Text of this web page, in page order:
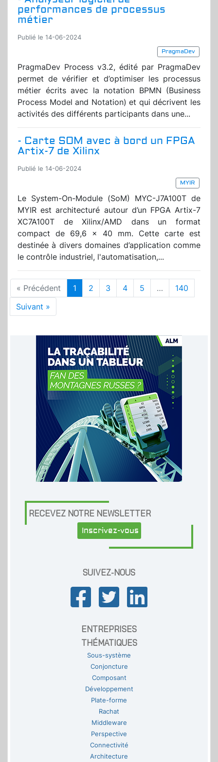
performances de processus
métier
Publié le 14-06-2024
PragmaDev
PragmaDev Process v3.2, édité par PragmaDev
permet de vérifier et d’optimiser les processus
métier écrits avec la notation BPMN (Business
Process Model and Notation) et qui décrivent les
activités des différents participants dans une...
- Carte SOM avec à bord un FPGA
Artix-7 de Xilinx
Publié le 14-06-2024
MYIR
Le System-On-Module (SoM) MYC-J7A100T de
MYIR est architecturé autour d’un FPGA Artix-7
XC7A100T de Xilinx/AMD dans un format
compact de 69,6 x 40 mm. Cette carte est
destinée à divers domaines d’application comme
le contrôle industriel, l'automatisation,...
« Précédent 1 2 3 4 5 …
140
Suivant »
RECEVEZ NOTRE NEWSLETTER
Inscrivez-vous
SUIVEZ-NOUS
ENTREPRISES
THÉMATIQUES
Sous-système
Conjoncture
Composant
Développement
Plate-forme
Rachat
Middleware
Perspective
Connectivité
Architecture